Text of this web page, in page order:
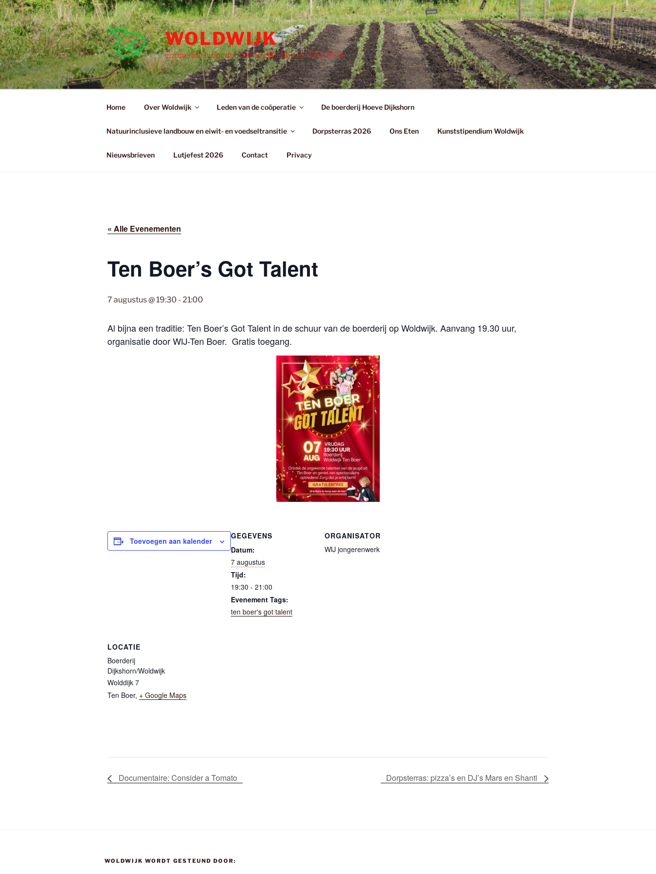
Ga
naar
de
inhoud
WOLDWIJK
coöperatie voor duurzame initiatieven in Ten Boer
Home Over Woldwijk Leden van de coöperatie De boerderij Hoeve Dijkshorn
Natuurinclusieve landbouw en eiwit- en voedseltransitie Dorpsterras 2026 Ons Eten Kunststipendium Woldwijk
Nieuwsbrieven Lutjefest 2026 Contact Privacy
« Alle Evenementen
Ten Boer’s Got Talent
7 augustus @ 19:30 - 21:00
Al bijna een traditie: Ten Boer’s Got Talent in de schuur van de boerderij op Woldwijk. Aanvang 19.30 uur,
organisatie door WIJ-Ten Boer. Gratis toegang.
Toevoegen aan kalender
GEGEVENS
Datum:
7 augustus
Tijd:
19:30 - 21:00
Evenement Tags:
ten boer's got talent
ORGANISATOR
WIJ jongerenwerk
LOCATIE
Boerderij
Dijkshorn/Woldwijk
Wolddijk 7
Ten Boer, + Google Maps
Documentaire: Consider a Tomato Dorpsterras: pizza’s en DJ’s Mars en Shanti
WOLDWIJK WORDT GESTEUND DOOR: